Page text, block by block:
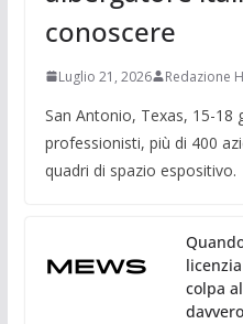
conoscere
Luglio 21, 2026 Redazione
San Antonio, Texas, 15-18
professionisti, più di 400
quadri di spazio espositivo.
colpa